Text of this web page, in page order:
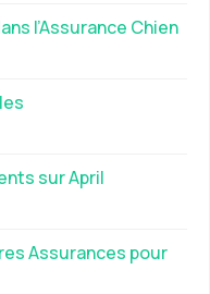
l’Assurance Chien
sur April
Assurances pour